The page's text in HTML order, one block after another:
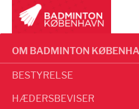
OM BADMINTON
BESTYRELSE
HÆDERSBEVISER